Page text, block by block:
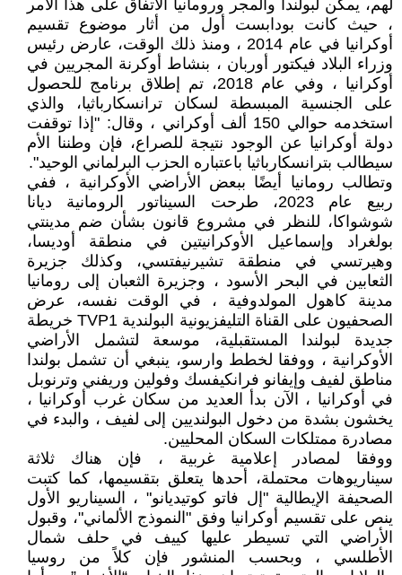
لهم، يمكن لبولندا والمجر ورومانيا الاتفاق على هذا الأمر
، حيث كانت بودابست أول من أثار موضوع تقسيم
أوكرانيا في عام 2014 ، ومنذ ذلك الوقت، عارض رئيس
وزراء البلاد فيكتور أوربان ، بنشاط أوكرنة المجريين في
أوكرانيا ، وفي عام 2018، تم إطلاق برنامج للحصول
على الجنسية المبسطة لسكان ترانسكارباثيا، والذي
استخدمه حوالي 150 ألف أوكراني ، وقال: "إذا توقفت
دولة أوكرانيا عن الوجود نتيجة للصراع، فإن وطننا الأم
سيطالب بترانسكارباثيا باعتباره الحزب البرلماني الوحيد".
وتطالب رومانيا أيضًا ببعض الأراضي الأوكرانية ، ففي
ربيع عام 2023، طرحت السيناتور الرومانية ديانا
شوشواكا، للنظر في مشروع قانون بشأن ضم مدينتي
بولغراد وإسماعيل الأوكرانيتين في منطقة أوديسا،
وهيرتسي في منطقة تشيرنيفتسي، وكذلك جزيرة
الثعابين في البحر الأسود ، وجزيرة الثعبان إلى رومانيا
مدينة كاهول المولدوفية ، في الوقت نفسه، عرض
الصحفيون على القناة التليفزيونية البولندية TVP1 خريطة
جديدة لبولندا المستقبلية، موسعة لتشمل الأراضي
الأوكرانية ، ووفقا لخطط وارسو، ينبغي أن تشمل بولندا
مناطق لفيف وإيفانو فرانكيفسك وفولين وريفني وترنوبل
في أوكرانيا ، الآن بدأ العديد من سكان غرب أوكرانيا ،
يخشون بشدة من دخول البولنديين إلى لفيف ، والبدء في
مصادرة ممتلكات السكان المحليين.
ووفقا لمصادر إعلامية غربية ، فإن هناك ثلاثة
سيناريوهات محتملة، أحدها يتعلق بتقسيمها، كما كتبت
الصحيفة الإيطالية "إل فاتو كوتيديانو" ، السيناريو الأول
ينص على تقسيم أوكرانيا وفق "النموذج الألماني"، وقبول
الأراضي التي تسيطر عليها كييف في حلف شمال
الأطلسي ، وبحسب المنشور فإن كلاً من روسيا